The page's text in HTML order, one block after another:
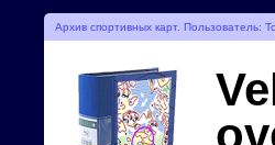
Архив спортивных карт. Пользователь: